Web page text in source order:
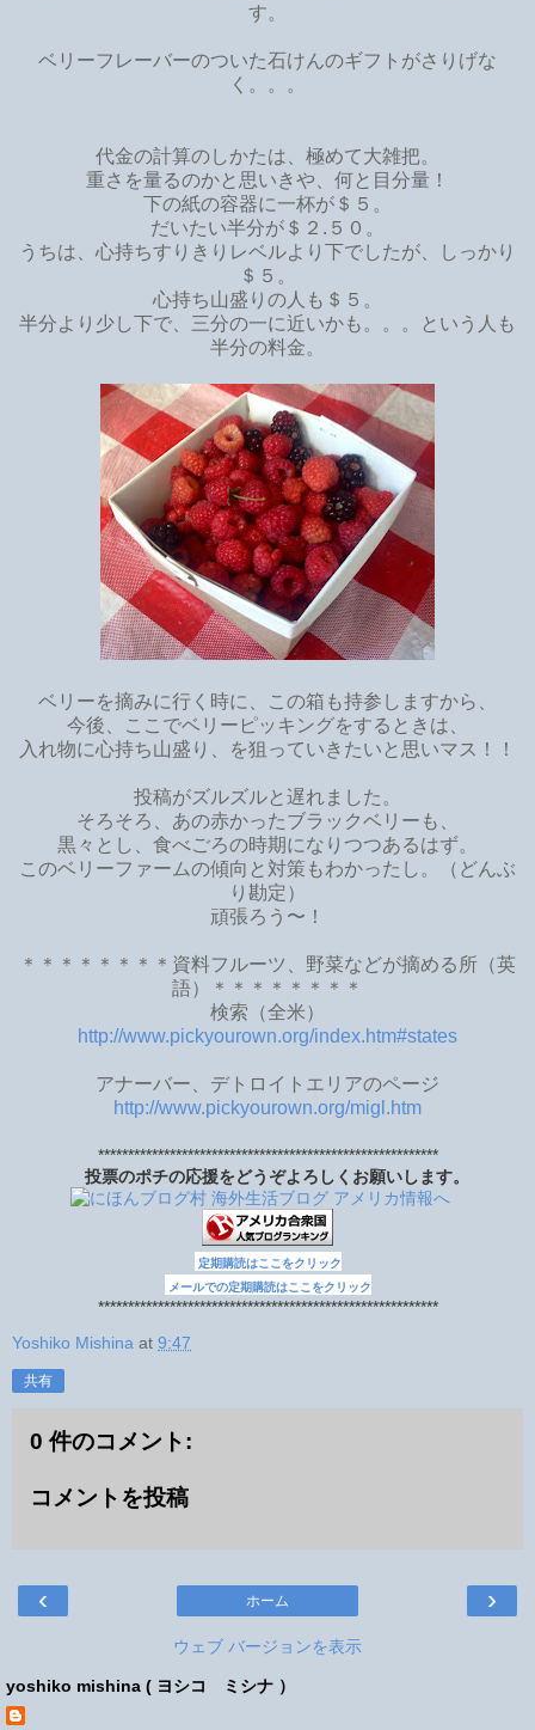
す。
ベリーフレーバーのついた石けんのギフトがさりげな
く。。。
代金の計算のしかたは、極めて大雑把。
重さを量るのかと思いきや、何と目分量！
下の紙の容器に一杯が＄５。
だいたい半分が＄２.５０。
うちは、心持ちすりきりレベルより下でしたが、しっかり
＄５。
心持ち山盛りの人も＄５。
半分より少し下で、三分の一に近いかも。。。という人も
半分の料金。
ベリーを摘みに行く時に、この箱も持参しますから、
今後、ここでベリーピッキングをするときは、
入れ物に心持ち山盛り、を狙っていきたいと思いマス！！
投稿がズルズルと遅れました。
そろそろ、あの赤かったブラックベリーも、
黒々とし、食べごろの時期になりつつあるはず。
このベリーファームの傾向と対策もわかったし。（どんぶ
り勘定）
頑張ろう〜！
＊＊＊＊＊＊＊＊資料フルーツ、野菜などが摘める所（英
語）＊＊＊＊＊＊＊＊
検索（全米）
http://www.pickyourown.org/index.htm#states
アナーバー、デトロイトエリアのページ
http://www.pickyourown.org/migl.htm
*********************************************************
投票のポチの応援をどうぞよろしくお願いします。
定期購読はここをクリック
メールでの定期購読はここをクリック
*********************************************************
Yoshiko Mishina at 9:47
共有
0 件のコメント:
コメントを投稿
‹ ›
ホーム
ウェブ バージョンを表示
yoshiko mishina ( ヨシコ ミシナ ）